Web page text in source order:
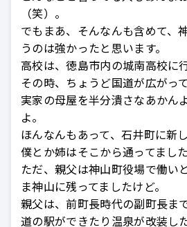
（笑）。
でもまあ、そんなんも含めて、
うのは強かったと思います。
高校は、徳島市内の城南高校に
その時、ちょうど国道が広がって
実家の母屋を半分潰さなあかん
よ。
ほんなんもあって、石井町に新
僕とか姉はそこから通ってました
ただ、親父は神山町役場で働い
ま神山に残ってましたけど。
親父は、前町長時代の副町長ま
道の駅ができたり温泉が改装し